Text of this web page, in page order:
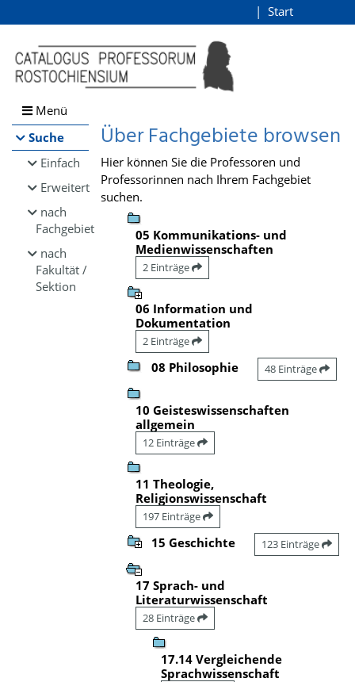
Browsen
direkt zum Inhalt
Start
Menü
Suche
Einfach
Erweitert
nach
Fachgebiet
nach
Fakultät /
Sektion
Über Fachgebiete browsen
Hier können Sie die Professoren und
Professorinnen nach Ihrem Fachgebiet
suchen.
05 Kommunikations- und
Medienwissenschaften
2 Einträge
06 Information und
Dokumentation
2 Einträge
08 Philosophie 48 Einträge
10 Geisteswissenschaften
allgemein
12 Einträge
11 Theologie,
Religionswissenschaft
197 Einträge
15 Geschichte 123 Einträge
17 Sprach- und
Literaturwissenschaft
28 Einträge
17.14 Vergleichende
Sprachwissenschaft